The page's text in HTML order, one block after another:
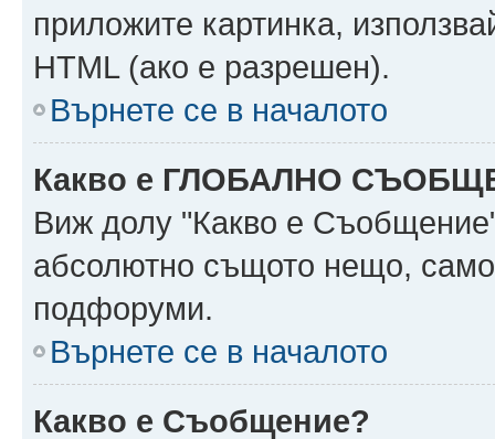
приложите картинка,
HTML (ако е разрешен).
Върнете се в началото
Какво е ГЛОБАЛНО
Виж долу "Какво е
абсолютно същото нещо,
подфоруми.
Върнете се в началото
Какво е Съобщение?